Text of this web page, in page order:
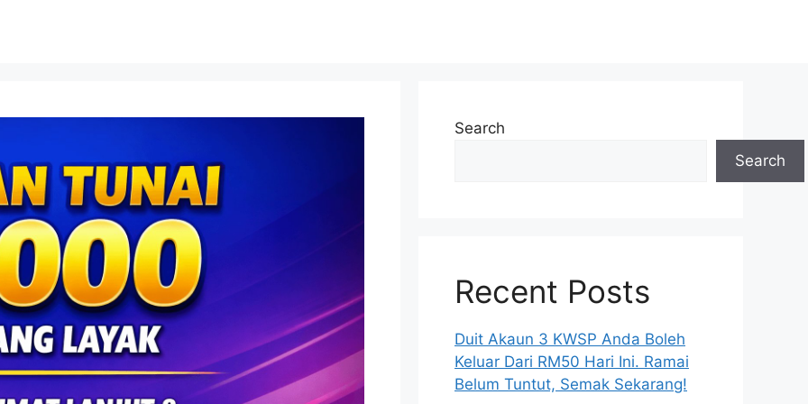
Search
Search
Recent Posts
Duit Akaun 3 KWSP Anda Boleh
Keluar Dari RM50 Hari Ini. Ramai
Belum Tuntut, Semak Sekarang!